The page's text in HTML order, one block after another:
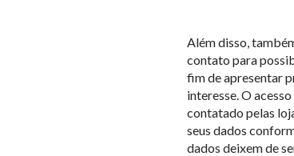
Além disso,
contato para
fim de apresentar
interesse. O
contatado pelas
seus dados
dados deixem de